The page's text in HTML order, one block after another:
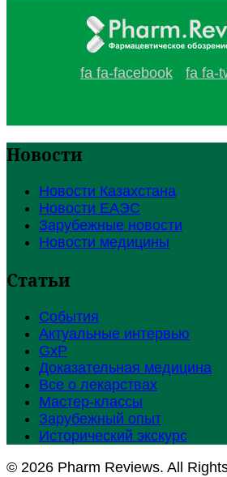
fa fa-facebook fa fa-
Новости
Новости Казахстана
Новости ЕАЭС
Зарубежные новости
Новости медицины
Статьи
События
Актуальные интервью
GxP
Доказательная медицина
Все о лекарствах
Мастер-классы
Зарубежный опыт
Исторический экскурс
© 2026 Pharm Reviews. All